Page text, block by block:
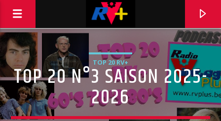
RADIO VINTAGE PLUS
POUR ET AVEC VOUS
TOP 20 RV+
TOP 20 N°3 SAISON 2025-
2026